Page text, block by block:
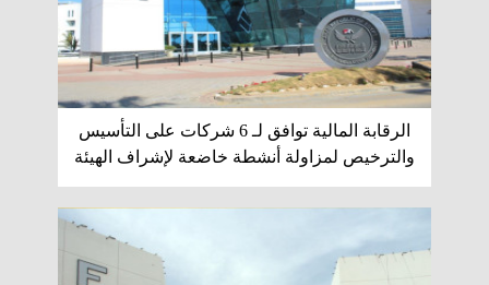
الرقابة المالية توافق لـ 6 شركات على التأسيس
والترخيص لمزاولة أنشطة خاضعة لإشراف الهيئة